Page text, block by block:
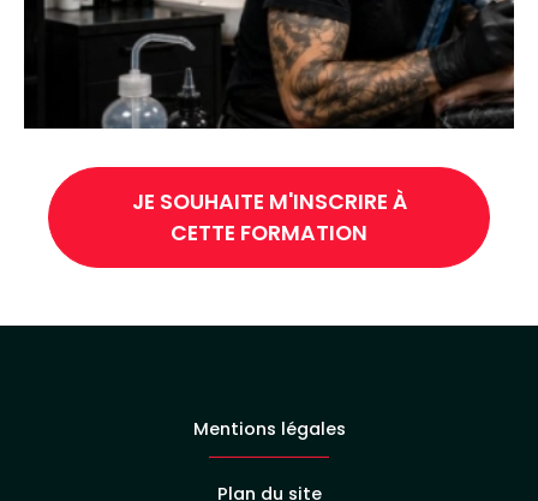
JE SOUHAITE M'INSCRIRE À
CETTE FORMATION
Mentions légales
Plan du site